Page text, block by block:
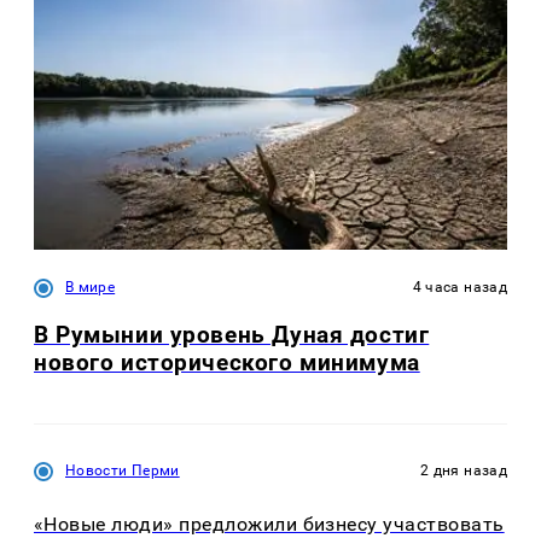
В мире 4 часа назад
В Румынии уровень Дуная достиг
нового исторического минимума
Новости Перми 2 дня назад
«Новые люди» предложили бизнесу участвовать